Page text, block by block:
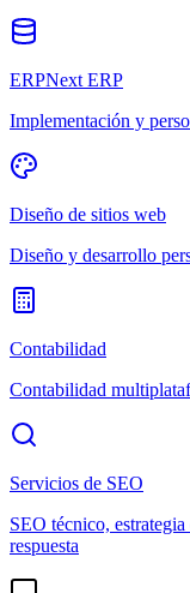
ERPNext ERP
Implementación y
Diseño de sitios web
Diseño y desarrollo
Contabilidad
Contabilidad
Servicios de SEO
SEO técnico,
respuesta